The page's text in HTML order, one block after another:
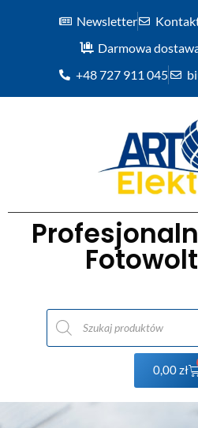
Newsletter
Darmowa
+48 727 911 045
0,00zł